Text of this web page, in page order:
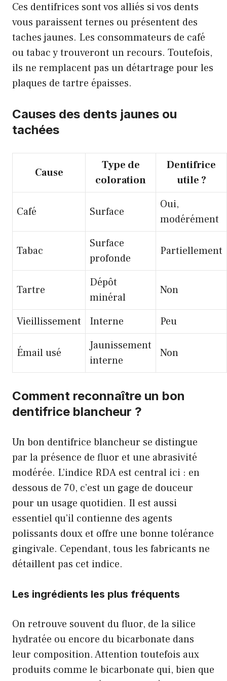
Ces dentifrices sont vos alliés si vos dents
vous paraissent ternes ou présentent des
taches jaunes. Les consommateurs de café
ou tabac y trouveront un recours. Toutefois,
ils ne remplacent pas un détartrage pour les
plaques de tartre épaisses.
Causes des dents jaunes ou
tachées
Cause
Type de
coloration
Dentifrice
utile ?
Café Surface
Oui,
modérément
Tabac
Surface
profonde
Partiellement
Tartre
Dépôt
minéral
Non
Vieillissement Interne Peu
Émail usé
Jaunissement
interne
Non
Comment reconnaître un bon
dentifrice blancheur ?
Un bon dentifrice blancheur se distingue
par la présence de fluor et une abrasivité
modérée. L’indice RDA est central ici : en
dessous de 70, c’est un gage de douceur
pour un usage quotidien. Il est aussi
essentiel qu’il contienne des agents
polissants doux et offre une bonne tolérance
gingivale. Cependant, tous les fabricants ne
détaillent pas cet indice.
Les ingrédients les plus fréquents
On retrouve souvent du fluor, de la silice
hydratée ou encore du bicarbonate dans
leur composition. Attention toutefois aux
produits comme le bicarbonate qui, bien que